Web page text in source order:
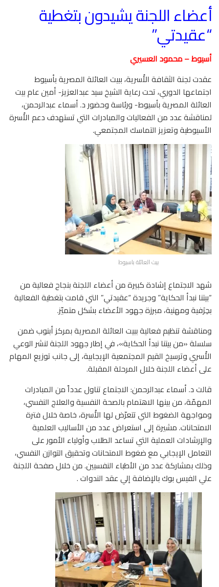
أعضاء اللجنة يشيدون بتغطية
“عقيدتي”
أسيوط – محمود العسيري
عقدت لجنة الثقافة الأُسرية، ببيت العائلة المصرية بأسيوط
اجتماعها الدوري، تحت رعاية الشيخ سيد عبدالعزيز- أمين عام بيت
العائلة المصرية بأسيوط- ورئاسة وحضور د. أسماء عبدالرحمن،
لمناقشة عدد من الفعاليات والمبادرات التي تستهدف دعم الأُسرة
الأسيوطية وتعزيز التماسك المجتمعي.
بيت العائلة باسيوط
شهد الاجتماع إشادة كبيرة من أعضاء اللجنة بنجاح فعالية من
“بيتنا نبدأ الحكاية” وجريدة “عقيدتي” التي قامت بتغطية الفعالية
بحِرَفية ومهنية، مبرزة جهود الأعضاء بشكل متميّز.
ومناقشة تنظيم فعالية ببيت العائلة المصرية بمركز أبنوب ضمن
سلسلة «من بيتنا نبدأ الحكاية»، في إطار جهود اللجنة لنشر الوعي
الأُسري وترسيخ القيم المجتمعية الإيجابية، إلى جانب توزيع المهام
على أعضاء اللجنة خلال المرحلة المقبلة.
قالت د. أسماء عبدالرحمن: الاجتماع تناول عدداً من المبادرات
المهمّة، من بينها الاهتمام بالصحة النفسية والعلاج النفسي،
ومواجهة الضغوط التي تتعرّض لها الأُسرة، خاصة خلال فترة
الامتحانات. مشيرة إلى استعراض عدد من الأساليب العلمية
والإرشادات العملية التي تساعد الطلاب وأولياء الأمور على
التعامل الإيجابي مع ضغوط الامتحانات وتحقيق التوازن النفسي،
وذلك بمشاركة عدد من الأطباء النفسيين. من خلال صفحة اللجنة
علي الفيس بوك بالإضافة إلي عقد الندوات .